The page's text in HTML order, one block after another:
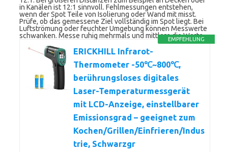
in Kanälen ist 12:1 sinnvoll. Fehlmessungen entstehen,
wenn der Spot Teile von Isolierung oder Wand mit misst.
Prüfe, ob das gemessene Ziel vollständig im Spot liegt. Bei
Luftströmung oder feuchter Umgebung können Messwerte
schwanken. Messe ruhig mehrmals und mittlere die Werte.
EMPFEHLUNG
ERICKHILL Infrarot-
Thermometer -50℃~800℃,
berührungsloses digitales
Laser-Temperaturmessgerät
mit LCD-Anzeige, einstellbarer
Emissionsgrad – geeignet zum
Kochen/Grillen/Einfrieren/Indus
trie, Schwarzgr